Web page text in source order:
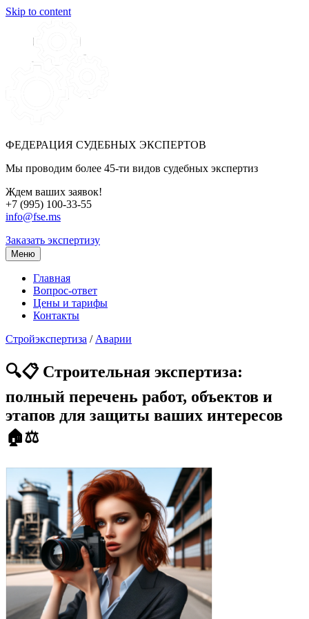
Skip to content
ФЕДЕРАЦИЯ СУДЕБНЫХ ЭКСПЕРТОВ
Мы проводим более 45-ти видов судебных экспертиз
Ждем ваших заявок!
+7 (995) 100-33-55
info@fse.ms
Заказать экспертизу
Меню
Главная
Вопрос-ответ
Цены и тарифы
Контакты
Стройэкспертиза / Аварии
🔍📋 Строительная экспертиза:
полный перечень работ, объектов и
этапов для защиты ваших интересов
🏠⚖️